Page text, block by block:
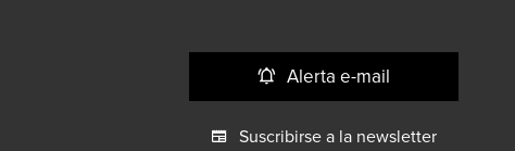
Alerta e-mail
Suscribirse a la newsletter